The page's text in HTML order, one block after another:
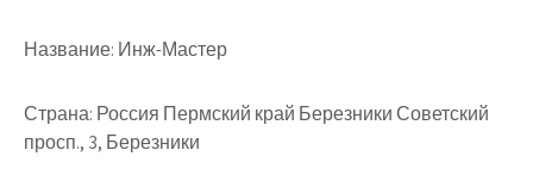
Название: Инж-Мастер
Страна: Россия Пермский край Березники Советский
просп., 3, Березники